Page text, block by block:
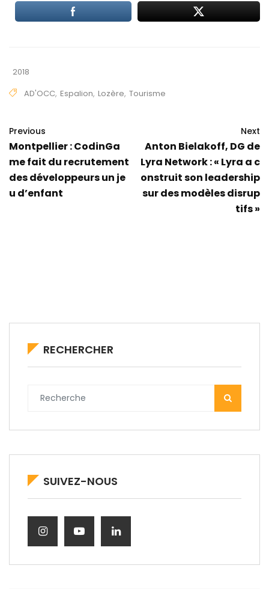
2018
AD'OCC, Espalion, Lozère, Tourisme
Previous
Montpellier : CodinGa
me fait du recrutement
des développeurs un je
u d’enfant
Next
Anton Bielakoff, DG de
Lyra Network : « Lyra a c
onstruit son leadership
sur des modèles disrup
tifs »
RECHERCHER
SUIVEZ-NOUS